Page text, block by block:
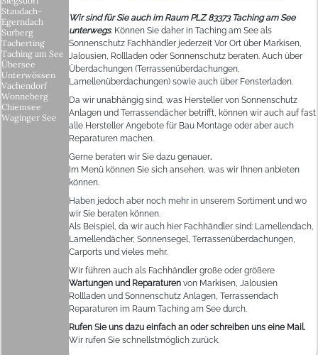
Wir sind für Sie auch im Raum PLZ 83373 Taching am See
unterwegs. Können Sie daher in Taching am See als
Sonnenschutz Fachhändler jederzeit Vor Ort über Markisen,
Jalousien, Rollladen oder Sonnenschutz beraten. Auch über
Überdachungen (Terrassenüberdachungen,
Lamellenüberdachungen) sowie auch über Fensterladen.
Da wir unabhängig sind, was Hersteller von Sonnenschutz
Anlagen und Terrassendächer betrifft, können wir auch auf fast
alle Hersteller Angebote für Bau Montage oder aber auch
Reparaturen machen.
Gerne beraten wir Sie dazu genauer.
Im Menü können Sie sich ansehen, was wir Ihnen anbieten
können.
Haben jedoch aber noch mehr in unserem Sortiment und wo
wir Sie beraten können.
Als Beispiel, da wir auch hier Fachhändler sind: Lamellendach,
Lamellendächer, Sonnensegel, Terrassenüberdachungen,
Carports und vieles mehr.
Wir führen auch als Fachhändler große oder größere
Wartungen und Reparaturen von Markisen, Jalousien
Rollladen und Sonnenschutz Anlagen, Terrassendach
Reparaturen im Raum Taching am See durch.
Rufen Sie uns dazu einfach an oder schreiben uns eine Mail.
Wir rufen Sie schnellstmöglich zurück.
Staudach-
Egerndach
Surberg
Tacherting
Taching am See
Übersee
Unterwössen
Vachendorf
Wonneberg
Chiemsee
Waginger See